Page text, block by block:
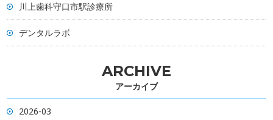
川上歯科守口市駅診療所
デンタルラボ
ARCHIVE
アーカイブ
2026-03